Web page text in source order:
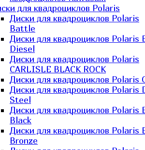
для квадроциклов Polaris
Диски для квадроциклов Polaris
Battle
Диски для квадроциклов Polaris
Diesel
Диски для квадроциклов Polaris
CARLISLE BLACK ROCK
Диски для квадроциклов Polaris
Диски для квадроциклов Polaris
Steel
Диски для квадроциклов Polaris
Black
Диски для квадроциклов Polaris
Bronze